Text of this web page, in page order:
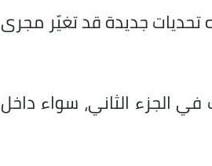
تحديات جديدة قد تغيّر مجرى
الجزء الثاني، سواء داخل